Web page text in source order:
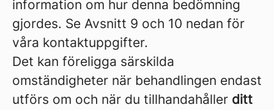
information om hur denna bedömning
gjordes. Se Avsnitt 9 och 10 nedan för
våra kontaktuppgifter.
Det kan föreligga särskilda
omständigheter när behandlingen endast
utförs om och när du tillhandahåller ditt